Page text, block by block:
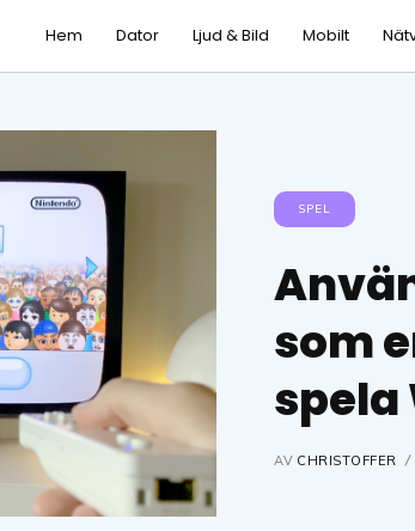
Hem Dator Ljud & Bild Mobilt
SPEL
som
spela
AV CHRISTOFFER